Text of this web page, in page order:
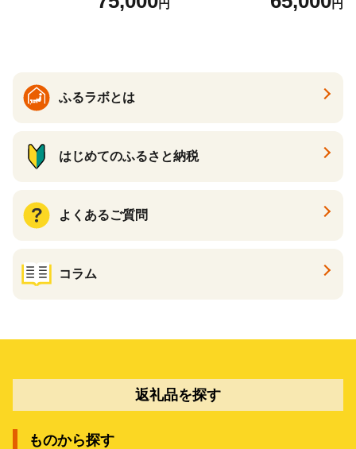
円 円
ふるラボとは
はじめてのふるさと納税
よくあるご質問
コラム
返礼品を探す
ものから探す